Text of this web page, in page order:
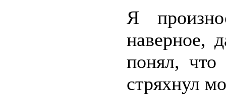
Я
наверное,
понял, что
стряхнул